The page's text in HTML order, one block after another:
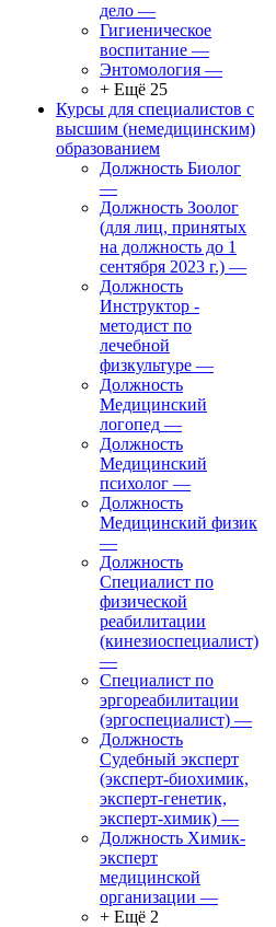
дело —
Гигиеническое
воспитание —
Энтомология —
+ Ещё 25
Курсы для специалистов с
высшим (немедицинским)
образованием
Должность Биолог
—
Должность Зоолог
(для лиц, принятых
на должность до 1
сентября 2023 г.) —
Должность
Инструктор -
методист по
лечебной
физкультуре —
Должность
Медицинский
логопед —
Должность
Медицинский
психолог —
Должность
Медицинский физик
—
Должность
Специалист по
физической
реабилитации
(кинезиоспециалист)
—
Специалист по
эргореабилитации
(эргоспециалист) —
Должность
Судебный эксперт
(эксперт-биохимик,
эксперт-генетик,
эксперт-химик) —
Должность Химик-
эксперт
медицинской
организации —
+ Ещё 2